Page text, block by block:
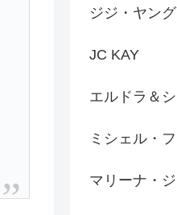
ジジ・ヤング
JC KAY
エルドラ＆
ミシェル・
マリーナ・